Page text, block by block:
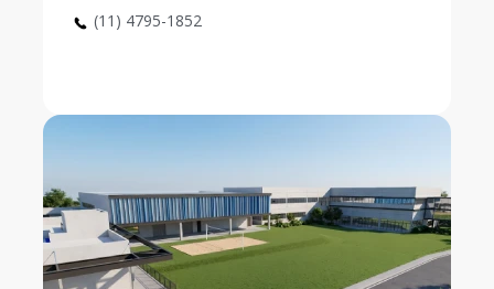
(11) 4795-1852